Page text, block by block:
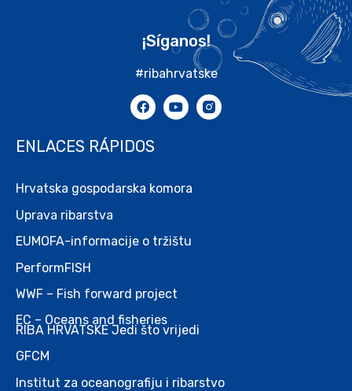
¡Síganos!
#ribahrvatske
ENLACES RÁPIDOS
Hrvatska gospodarska komora
Uprava ribarstva
EUMOFA-informacije o tržištu
PerformFISH
WWF – Fish forward project
EC – Oceans and fisheries
RIBA HRVATSKE Jedi što vrijedi
GFCM
Institut za oceanografiju i ribarstvo